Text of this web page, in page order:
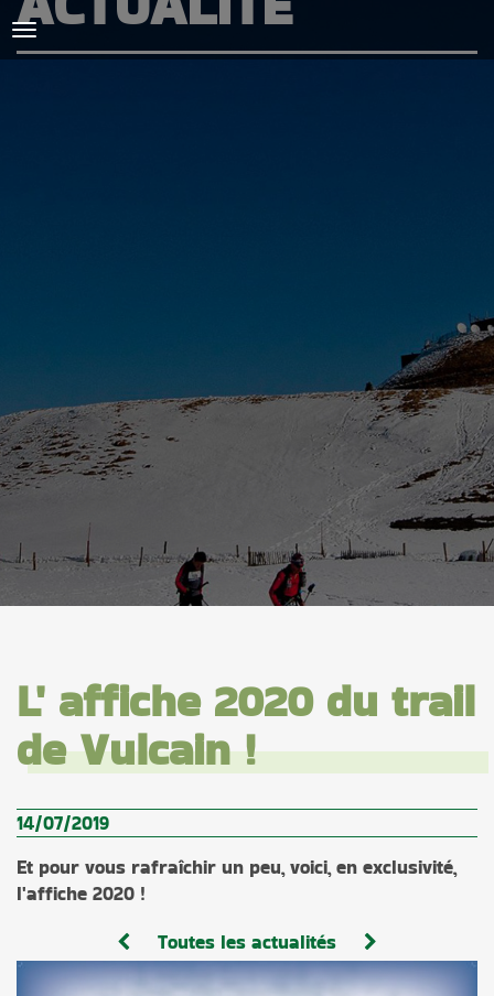
SPIRIDON
L' affiche 2020 du trail
de Vulcain !
14/07/2019
Et pour vous rafraîchir un peu, voici, en exclusivité,
l'affiche 2020 !
Toutes les actualités